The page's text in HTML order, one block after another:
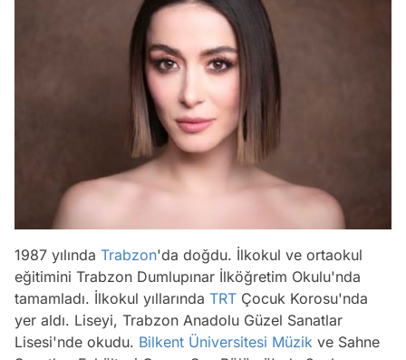
1987 yılında Trabzon'da doğdu. İlkokul ve ortaokul
eğitimini Trabzon Dumlupınar İlköğretim Okulu'nda
tamamladı. İlkokul yıllarında TRT Çocuk Korosu'nda
yer aldı. Liseyi, Trabzon Anadolu Güzel Sanatlar
Lisesi'nde okudu. Bilkent Üniversitesi Müzik ve Sahne